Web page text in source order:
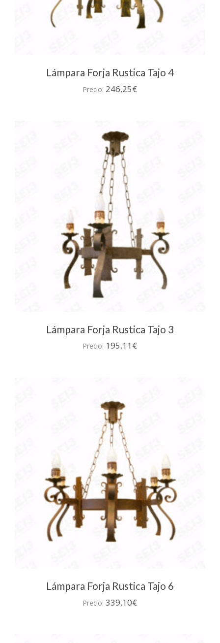
Lámpara Forja Rustica Tajo 4
Precio: 246,25€
Lámpara Forja Rustica Tajo 3
Precio: 195,11 €
Lámpara Forja Rustica Tajo 6
Precio: 339,10€